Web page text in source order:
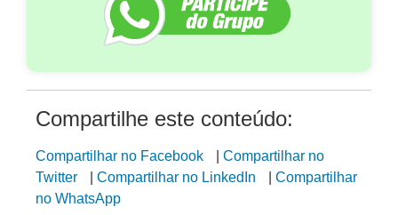
Compartilhe este conteúdo:
Compartilhar no Facebook
Compartilhar no
Twitter
Compartilhar no LinkedIn
Compartilhar
no WhatsApp